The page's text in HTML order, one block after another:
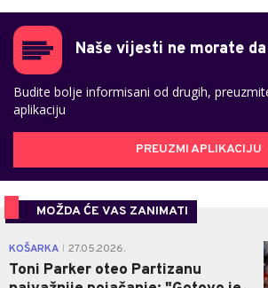
Naše vijesti ne morate
Budite bolje informisani od drugih,
aplikaciju
PREUZMI APLIKACIJU
MOŽDA ĆE VAS ZANIMATI
KOŠARKA 27.05.2026.
Toni Parker oteo Partizanu